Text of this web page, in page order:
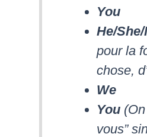
You
He/
pour la
chose,
We
You
vous”